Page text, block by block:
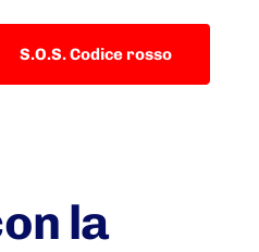
S.O.S. Codice rosso
la